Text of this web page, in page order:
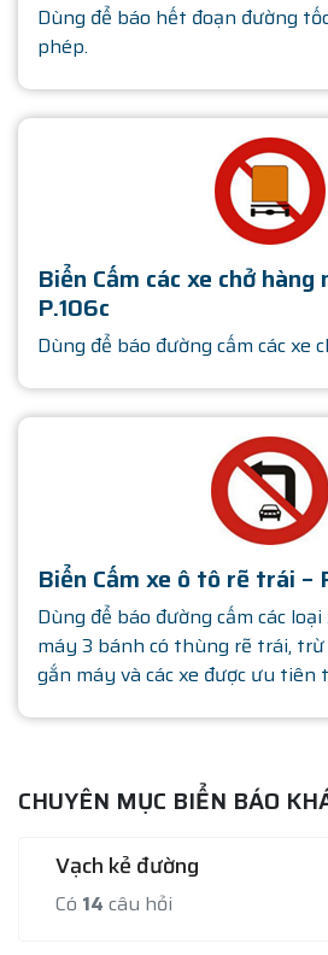
Dùng để báo hết đoạn đường
phép.
Biển Cấm các xe chở hàng
P.106c
Dùng để báo đường cấm các xe
Biển Cấm xe ô tô rẽ trái –
Dùng để báo đường cấm các
máy 3 bánh có thùng rẽ trái,
gắn máy và các xe được ưu tiên
CHUYÊN MỤC BIỂN BÁO
Vạch kẻ đường
Có 14 câu hỏi